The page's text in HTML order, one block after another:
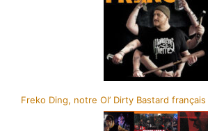
Freko Ding, notre Ol’ Dirty Bastard français